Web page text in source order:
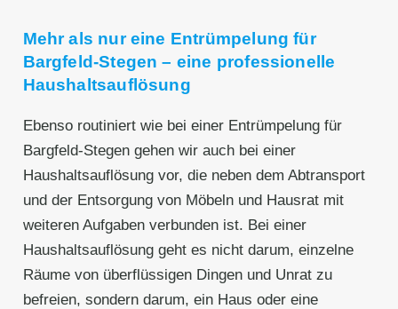
Mehr als nur eine Entrümpelung für
Bargfeld-Stegen – eine professionelle
Haushaltsauflösung
Ebenso routiniert wie bei einer Entrümpelung für
Bargfeld-Stegen gehen wir auch bei einer
Haushaltsauflösung vor, die neben dem Abtransport
und der Entsorgung von Möbeln und Hausrat mit
weiteren Aufgaben verbunden ist. Bei einer
Haushaltsauflösung geht es nicht darum, einzelne
Räume von überflüssigen Dingen und Unrat zu
befreien, sondern darum, ein Haus oder eine